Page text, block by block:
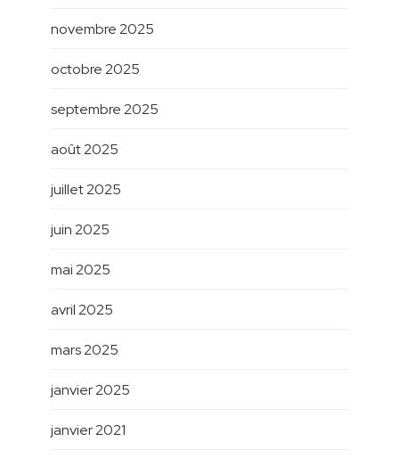
novembre 2025
octobre 2025
septembre 2025
août 2025
juillet 2025
juin 2025
mai 2025
avril 2025
mars 2025
janvier 2025
janvier 2021